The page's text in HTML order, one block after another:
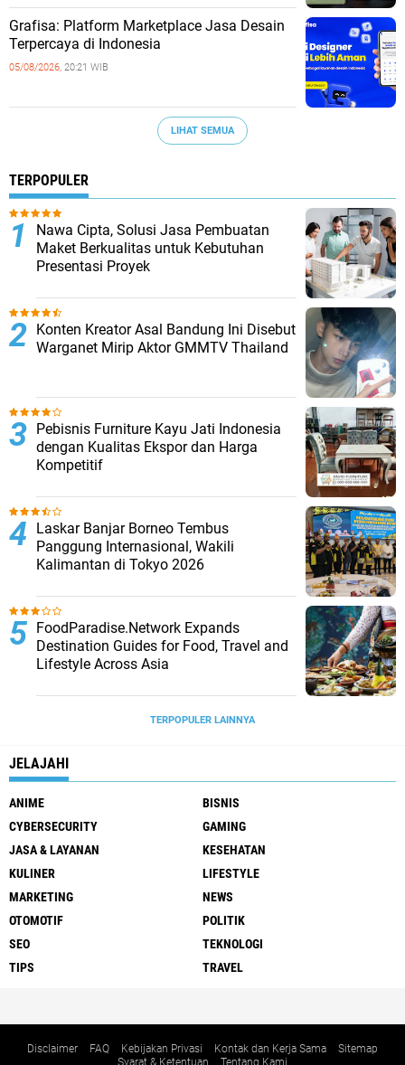
Grafisa: Platform Marketplace Jasa Desain
Terpercaya di Indonesia
05/08/2026, 20:21 WIB
LIHAT SEMUA
TERPOPULER
Nawa Cipta, Solusi Jasa Pembuatan
Maket Berkualitas untuk Kebutuhan
Presentasi Proyek
Konten Kreator Asal Bandung Ini Disebut
Warganet Mirip Aktor GMMTV Thailand
Pebisnis Furniture Kayu Jati Indonesia
dengan Kualitas Ekspor dan Harga
Kompetitif
Laskar Banjar Borneo Tembus
Panggung Internasional, Wakili
Kalimantan di Tokyo 2026
FoodParadise.Network Expands
Destination Guides for Food, Travel and
Lifestyle Across Asia
TERPOPULER LAINNYA
JELAJAHI
ANIME
BISNIS
CYBERSECURITY
GAMING
JASA & LAYANAN
KESEHATAN
KULINER
LIFESTYLE
MARKETING
NEWS
OTOMOTIF
POLITIK
SEO
TEKNOLOGI
TIPS
TRAVEL
Disclaimer FAQ Kebijakan Privasi Kontak dan Kerja Sama
Sitemap